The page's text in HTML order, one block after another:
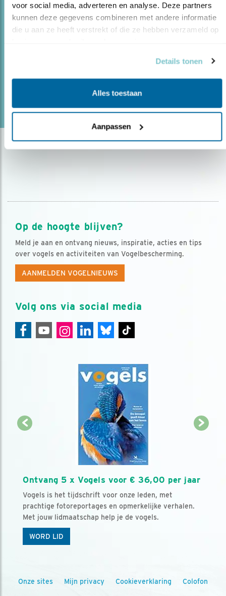
voor social media, adverteren en analyse. Deze partners
kunnen deze gegevens combineren met andere informatie
die u aan ze heeft verstrekt of die ze hebben verzameld op
Details tonen
Alles toestaan
Aanpassen
JACHT OP TREKVOGELS VERDER AAN
BANDEN
Op de hoogte blijven?
Meld je aan en ontvang nieuws, inspiratie, acties en tips
over vogels en activiteiten van Vogelbescherming.
AANMELDEN VOGELNIEUWS
Volg ons via social media
Ontvang 5 x Vogels voor € 36,00 per jaar
Vogels is het tijdschrift voor onze leden, met
prachtige fotoreportages en opmerkelijke verhalen.
Met jouw lidmaatschap help je de vogels.
WORD LID
Onze sites Mijn privacy Cookieverklaring Colofon